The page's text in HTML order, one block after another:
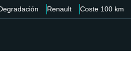
Renault Coste 100 km